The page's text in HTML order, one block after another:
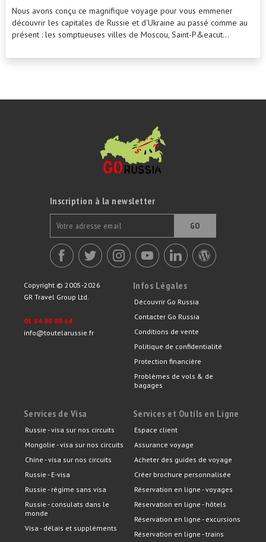
Nous avons conçu ce magnifique voyage pour vous emmener
découvrir les capitales de Russie et d'Ukraine au passé comme au
présent : les somptueuses villes de Moscou, Saint-P&eacut...
Inscription à la newsletter
GO
Copyright © 2005-2026
GR Travel Group Ltd.
01 84 88 88 64
info@toutelarussie.fr
Infos Légales
Découvrir Go Russia
Contacter Go Russia
Conditions de vente
Politique de confidentialité
Protection financière
Problèmes de vols & de
bagages
Services de Visa
Russie - visa sur nos circuits
Mongolie - visa sur nos circuits
Chine - visa sur nos circuits
Russie - E-visa
Russie - régime sans visa
Russie - consulats dans le
monde
Visa - délais et suppléments
Services et Outils en Ligne
Espace client
Assurance voyage
Acheter des guides de voyage
Créer brochure personnalisée
Réservation en ligne - voyages
Réservation en ligne - hôtels
Réservation en ligne - excursions
Réservation en ligne - trains